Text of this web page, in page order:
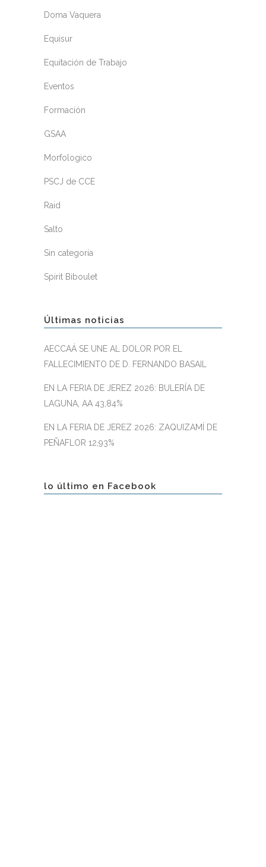
Doma Vaquera
Equisur
Equitación de Trabajo
Eventos
Formación
GSAA
Morfologico
PSCJ de CCE
Raid
Salto
Sin categoría
Spirit Biboulet
Últimas noticias
AECCAÁ SE UNE AL DOLOR POR EL
FALLECIMIENTO DE D. FERNANDO BASAIL
EN LA FERIA DE JEREZ 2026: BULERÍA DE
LAGUNA, AA 43,84%
EN LA FERIA DE JEREZ 2026: ZAQUIZAMÍ DE
PEÑAFLOR 12,93%
lo último en Facebook